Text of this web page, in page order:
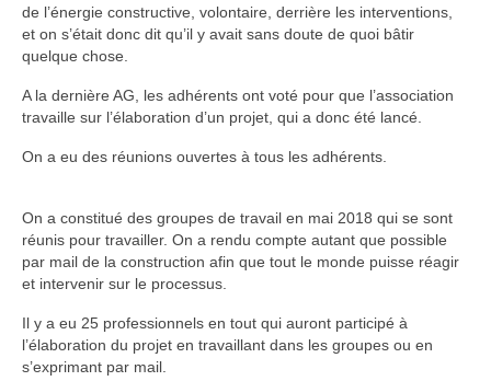
de l’énergie constructive, volontaire, derrière les interventions,
et on s’était donc dit qu’il y avait sans doute de quoi bâtir
quelque chose.
A la dernière AG, les adhérents ont voté pour que l’association
travaille sur l’élaboration d’un projet, qui a donc été lancé.
On a eu des réunions ouvertes à tous les adhérents.
On a constitué des groupes de travail en mai 2018 qui se sont
réunis pour travailler. On a rendu compte autant que possible
par mail de la construction afin que tout le monde puisse réagir
et intervenir sur le processus.
Il y a eu 25 professionnels en tout qui auront participé à
l’élaboration du projet en travaillant dans les groupes ou en
s’exprimant par mail.